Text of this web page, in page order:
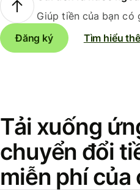
Giúp tiền của bạn có
Đăng ký
Tìm hiểu
Tải xuống
chuyển đổi
miễn phí của